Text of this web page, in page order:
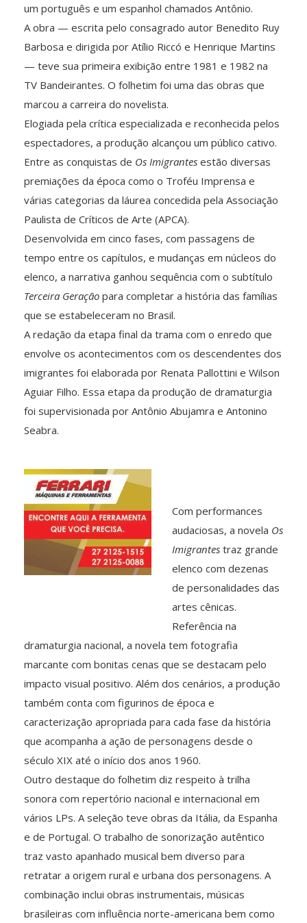
um português e um espanhol chamados Antônio.
A obra — escrita pelo consagrado autor Benedito Ruy
Barbosa e dirigida por Atílio Riccó e Henrique Martins
— teve sua primeira exibição entre 1981 e 1982 na
TV Bandeirantes. O folhetim foi uma das obras que
marcou a carreira do novelista.
Elogiada pela crítica especializada e reconhecida pelos
espectadores, a produção alcançou um público cativo.
Entre as conquistas de Os Imigrantes estão diversas
premiações da época como o Troféu Imprensa e
várias categorias da láurea concedida pela Associação
Paulista de Críticos de Arte (APCA).
Desenvolvida em cinco fases, com passagens de
tempo entre os capítulos, e mudanças em núcleos do
elenco, a narrativa ganhou sequência com o subtítulo
Terceira Geração para completar a história das famílias
que se estabeleceram no Brasil.
A redação da etapa final da trama com o enredo que
envolve os acontecimentos com os descendentes dos
imigrantes foi elaborada por Renata Pallottini e Wilson
Aguiar Filho. Essa etapa da produção de dramaturgia
foi supervisionada por Antônio Abujamra e Antonino
Seabra.
Com performances
audaciosas, a novela Os
Imigrantes traz grande
elenco com dezenas
de personalidades das
artes cênicas.
Referência na
dramaturgia nacional, a novela tem fotografia
marcante com bonitas cenas que se destacam pelo
impacto visual positivo. Além dos cenários, a produção
também conta com figurinos de época e
caracterização apropriada para cada fase da história
que acompanha a ação de personagens desde o
século XIX até o início dos anos 1960.
Outro destaque do folhetim diz respeito à trilha
sonora com repertório nacional e internacional em
vários LPs. A seleção teve obras da Itália, da Espanha
e de Portugal. O trabalho de sonorização autêntico
traz vasto apanhado musical bem diverso para
retratar a origem rural e urbana dos personagens. A
combinação inclui obras instrumentais, músicas
brasileiras com influência norte-americana bem como